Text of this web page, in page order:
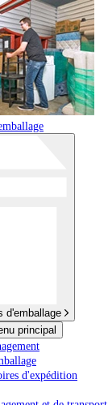
d'emballage
principal
d'expédition